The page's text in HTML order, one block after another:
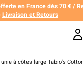
en France dès 70 € /
Livraison et Retours
à côtes large Tabio's